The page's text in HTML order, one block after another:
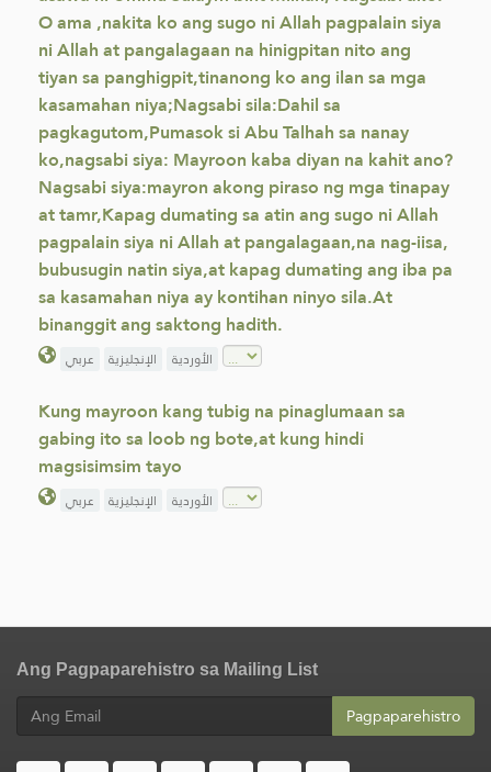
O ama ,nakita ko ang sugo ni Allah pagpalain siya
ni Allah at pangalagaan na hinigpitan nito ang
tiyan sa panghigpit,tinanong ko ang ilan sa mga
kasamahan niya;Nagsabi sila:Dahil sa
pagkagutom,Pumasok si Abu Talhah sa nanay
ko,nagsabi siya: Mayroon kaba diyan na kahit ano?
Nagsabi siya:mayron akong piraso ng mga tinapay
at tamr,Kapag dumating sa atin ang sugo ni Allah
pagpalain siya ni Allah at pangalagaan,na nag-iisa,
bubusugin natin siya,at kapag dumating ang iba pa
sa kasamahan niya ay kontihan ninyo sila.At
binanggit ang saktong hadith.
عربي الإنجليزية الأوردية
Kung mayroon kang tubig na pinaglumaan sa
gabing ito sa loob ng bote,at kung hindi
magsisimsim tayo
عربي الإنجليزية الأوردية
Ang Pagpaparehistro sa Mailing List
Pagpaparehistro